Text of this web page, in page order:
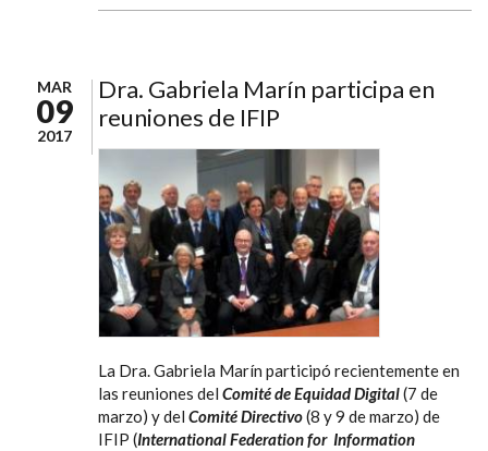
MAR
09
2017
Dra. Gabriela Marín participa en
reuniones de IFIP
La Dra. Gabriela Marín participó recientemente en
las reuniones del Comité de Equidad Digital(7 de
marzo) y del Comité Directivo(8 y 9 de marzo) de
IFIP (International Federation for Information